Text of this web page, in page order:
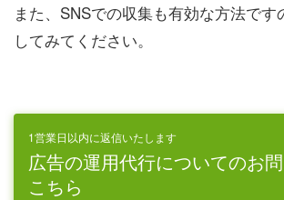
また、SNSでの収集も有効な方法です
してみてください。
1営業日以内に返信いたします
広告の運用代行についてのお
こちら